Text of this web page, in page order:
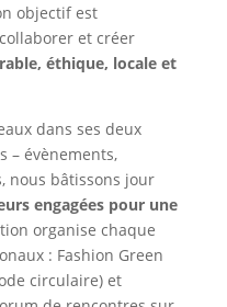
objectif est
et créer
éthique, locale et
dans ses deux
– évènements,
nous bâtissons jour
engagées pour une
organise chaque
: Fashion Green
circulaire) et